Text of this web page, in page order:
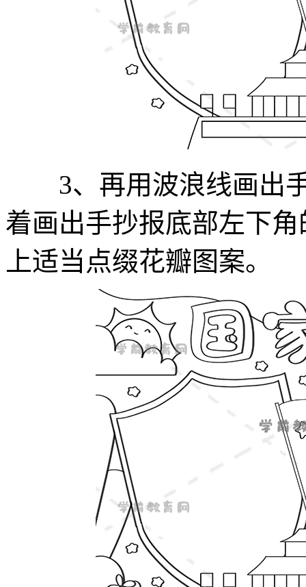
3、再用波浪线画出手
着画出手抄报底部左下
上适当点缀花瓣图案。